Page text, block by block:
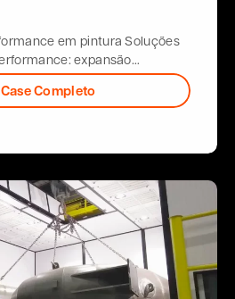
em pintura Soluções
expansão…
Completo